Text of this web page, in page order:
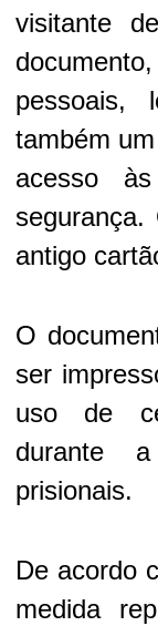
visitante
pessoais,
também
acesso
antigo
O
ser
uso de
durante
prisionais.
De acordo
medida